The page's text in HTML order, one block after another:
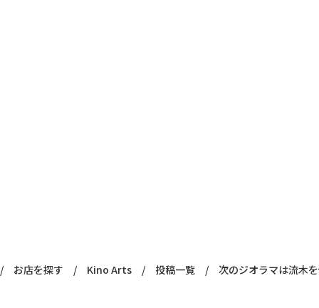
/ お店を探す / Kino Arts / 投稿一覧 / 次のジオラマは流木